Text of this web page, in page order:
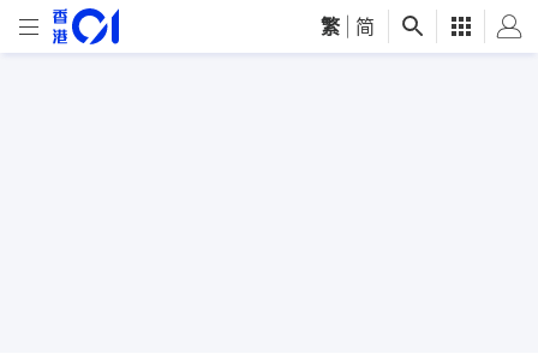
繁 简